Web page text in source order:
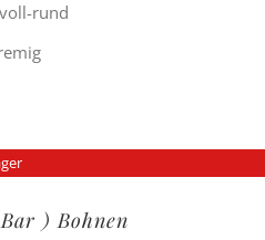
rund
) Bohnen